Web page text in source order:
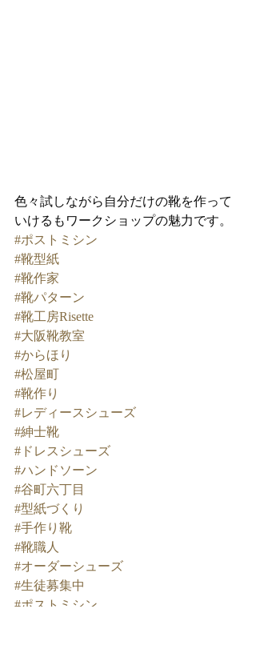
色々試しながら自分だけの靴を作って
いけるもワークショップの魅力です。
#ポストミシン
#靴型紙
#靴作家
#靴パターン
#靴工房Risette
#大阪靴教室
#からほり
#松屋町
#靴作り
#レディースシューズ
#紳士靴
#ドレスシューズ
#ハンドソーン
#谷町六丁目
#型紙づくり
#手作り靴
#靴職人
#オーダーシューズ
#生徒募集中
#ポストミシン